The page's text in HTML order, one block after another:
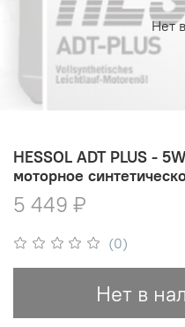
Нет
(0)
HESSOL ADT PLUS -
моторное
5 449 ₽
Нет в